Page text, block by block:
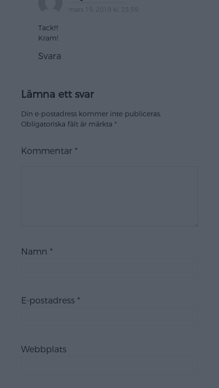
mars 15, 2019 kl. 23:59
Tack!!!
Kram!
Svara
Lämna ett svar
Din e-postadress kommer inte publiceras.
Obligatoriska fält är märkta *
Kommentar *
Namn *
E-postadress *
Webbplats